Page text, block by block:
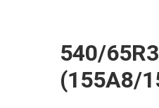
540/
(155A8/